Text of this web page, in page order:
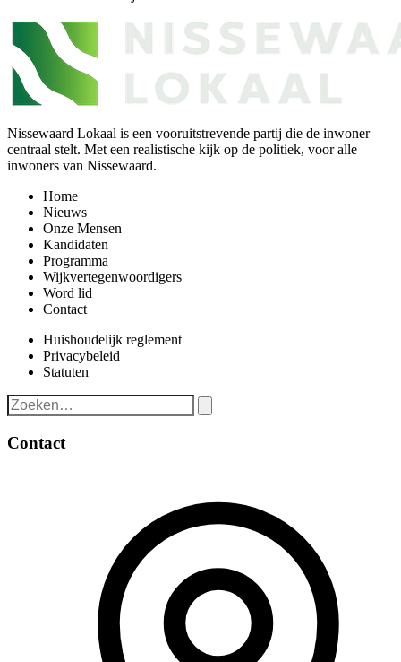
Nissewaard Lokaal is een vooruitstrevende partij die de inwoner
centraal stelt. Met een realistische kijk op de politiek, voor alle
inwoners van Nissewaard.
Home
Nieuws
Onze Mensen
Kandidaten
Programma
Wijkvertegenwoordigers
Word lid
Contact
Huishoudelijk reglement
Privacybeleid
Statuten
Contact